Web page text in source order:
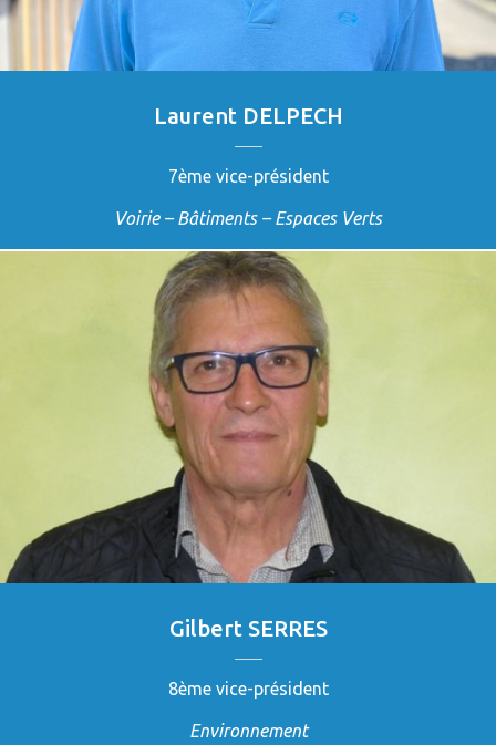
Laurent DELPECH
7ème vice-président
Voirie – Bâtiments – Espaces Verts
Gilbert SERRES
8ème vice-président
Environnement